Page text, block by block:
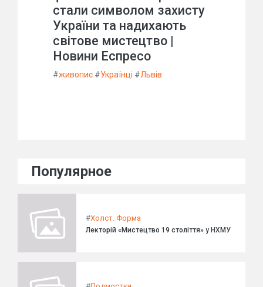
стали символом захисту
України та надихають
світове мистецтво |
Новини Еспресо
#живопис #Українці #Львів
Популярное
#Холст. Форма
Лекторій «Мистецтво 19 століття» у НХМУ